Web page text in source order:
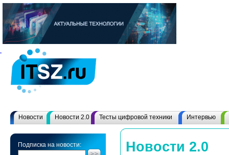
Новости Новости 2.0 Тесты цифровой техники Интервью
Подписка на новости: Новости 2.0